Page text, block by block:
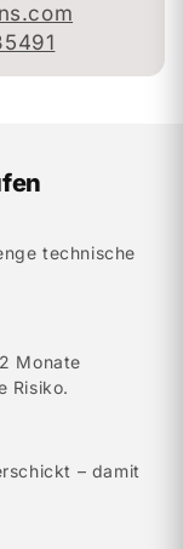
technische
Monate
Risiko.
– damit